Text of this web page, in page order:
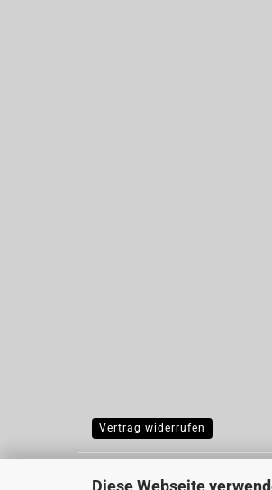
Diese Webseite
Vertrag widerrufen